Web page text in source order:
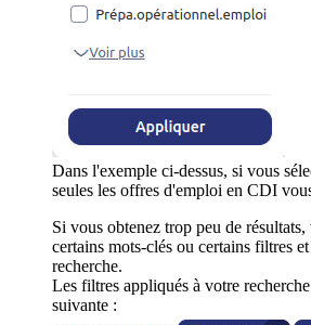
Dans l'exemple ci-dessus, si vous
seules les offres d'emploi en CDI
Si vous obtenez trop peu de
certains mots-clés ou certains filtres
recherche.
Les filtres appliqués à votre
suivante :